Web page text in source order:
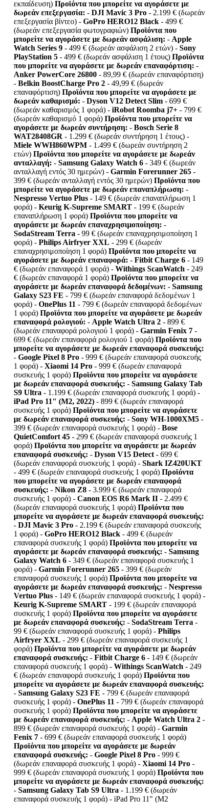
εκπαίδευση) Προϊόντα που μπορείτε να αγοράσετε με
δωρεάν επεξεργασία: - DJI Mavic 3 Pro - 2.199 € (δωρεάν
επεξεργασία βίντεο) - GoPro HERO12 Black - 499 €
(δωρεάν επεξεργασία φωτογραφιών) Προϊόντα που
μπορείτε να αγοράσετε με δωρεάν ασφάλιση: - Apple
Watch Series 9 - 499 € (δωρεάν ασφάλιση 2 ετών) - Sony
PlayStation 5 - 499 € (δωρεάν ασφάλιση 1 έτους) Προϊόντα
που μπορείτε να αγοράσετε με δωρεάν επαναφόρτιση: -
Anker PowerCore 26800 - 89,99 € (δωρεάν επαναφόρτιση)
- Belkin BoostCharge Pro 2 - 49,99 € (δωρεάν
επαναφόρτιση) Προϊόντα που μπορείτε να αγοράσετε με
δωρεάν καθαρισμό: - Dyson V12 Detect Slim - 699 €
(δωρεάν καθαρισμός 1 φορά) - iRobot Roomba j7+ - 799 €
(δωρεάν καθαρισμό 1 φορά) Προϊόντα που μπορείτε να
αγοράσετε με δωρεάν συντήρηση: - Bosch Serie 8
WAT28408GR - 1.299 € (δωρεάν συντήρηση 1 έτους) -
Miele WWH860WPM - 1.499 € (δωρεάν συντήρηση 2
ετών) Προϊόντα που μπορείτε να αγοράσετε με δωρεάν
ανταλλαγή: - Samsung Galaxy Watch 6 - 349 € (δωρεάν
ανταλλαγή εντός 30 ημερών) - Garmin Forerunner 265 -
399 € (δωρεάν ανταλλαγή εντός 30 ημερών) Προϊόντα που
μπορείτε να αγοράσετε με δωρεάν επαναπλήρωση: -
Nespresso Vertuo Plus - 149 € (δωρεάν επαναπλήρωση 1
φορά) - Keurig K-Supreme SMART - 199 € (δωρεάν
επαναπλήρωση 1 φορά) Προϊόντα που μπορείτε να
αγοράσετε με δωρεάν επαναχρησιμοποίηση: -
SodaStream Terra - 99 € (δωρεάν επαναχρησιμοποίηση 1
φορά) - Philips Airfryer XXL - 299 € (δωρεάν
επαναχρησιμοποίηση 1 φορά) Προϊόντα που μπορείτε να
αγοράσετε με δωρεάν επαναφορά: - Fitbit Charge 6 - 149
€ (δωρεάν επαναφορά 1 φορά) - Withings ScanWatch - 249
€ (δωρεάν επαναφορά 1 φορά) Προϊόντα που μπορείτε να
αγοράσετε με δωρεάν επαναφορά δεδομένων: - Samsung
Galaxy S23 FE - 799 € (δωρεάν επαναφορά δεδομένων 1
φορά) - OnePlus 11 - 799 € (δωρεάν επαναφορά δεδομένων
1 φορά) Προϊόντα που μπορείτε να αγοράσετε με δωρεάν
επαναφορά ρολογιού: - Apple Watch Ultra 2 - 899 €
(δωρεάν επαναφορά ρολογιού 1 φορά) - Garmin Fenix 7 -
699 € (δωρεάν επαναφορά ρολογιού 1 φορά) Προϊόντα που
μπορείτε να αγοράσετε με δωρεάν επαναφορά συσκευής:
- Google Pixel 8 Pro - 999 € (δωρεάν επαναφορά συσκευής
1 φορά) - Xiaomi 14 Pro - 999 € (δωρεάν επαναφορά
συσκευής 1 φορά) Προϊόντα που μπορείτε να αγοράσετε
με δωρεάν επαναφορά συσκευής: - Samsung Galaxy Tab
S9 Ultra - 1.199 € (δωρεάν επαναφορά συσκευής 1 φορά) -
iPad Pro 11" (M2, 2022) - 899 € (δωρεάν επαναφορά
συσκευής 1 φορά) Προϊόντα που μπορείτε να αγοράσετε
με δωρεάν επαναφορά συσκευής: - Sony WH-1000XM5 -
399 € (δωρεάν επαναφορά συσκευής 1 φορά) - Bose
QuietComfort 45 - 299 € (δωρεάν επαναφορά συσκευής 1
φορά) Προϊόντα που μπορείτε να αγοράσετε με δωρεάν
επαναφορά συσκευής: - Dyson V15 Detect - 699 €
(δωρεάν επαναφορά συσκευής 1 φορά) - Shark IZ420UKT
- 499 € (δωρεάν επαναφορά συσκευής 1 φορά) Προϊόντα
που μπορείτε να αγοράσετε με δωρεάν επαναφορά
συσκευής: - Nikon Z8 - 3.999 € (δωρεάν επαναφορά
συσκευής 1 φορά) - Canon EOS R6 Mark II - 2.499 €
(δωρεάν επαναφορά συσκευής 1 φορά) Προϊόντα που
μπορείτε να αγοράσετε με δωρεάν επαναφορά συσκευής:
- DJI Mavic 3 Pro - 2.199 € (δωρεάν επαναφορά συσκευής
1 φορά) - GoPro HERO12 Black - 499 € (δωρεάν
επαναφορά συσκευής 1 φορά) Προϊόντα που μπορείτε να
αγοράσετε με δωρεάν επαναφορά συσκευής: - Samsung
Galaxy Watch 6 - 349 € (δωρεάν επαναφορά συσκευής 1
φορά) - Garmin Forerunner 265 - 399 € (δωρεάν
επαναφορά συσκευής 1 φορά) Προϊόντα που μπορείτε να
αγοράσετε με δωρεάν επαναφορά συσκευής: - Nespresso
Vertuo Plus - 149 € (δωρεάν επαναφορά συσκευής 1 φορά) -
Keurig K-Supreme SMART - 199 € (δωρεάν επαναφορά
συσκευής 1 φορά) Προϊόντα που μπορείτε να αγοράσετε
με δωρεάν επαναφορά συσκευής: - SodaStream Terra -
99 € (δωρεάν επαναφορά συσκευής 1 φορά) - Philips
Airfryer XXL - 299 € (δωρεάν επαναφορά συσκευής 1
φορά) Προϊόντα που μπορείτε να αγοράσετε με δωρεάν
επαναφορά συσκευής: - Fitbit Charge 6 - 149 € (δωρεάν
επαναφορά συσκευής 1 φορά) - Withings ScanWatch - 249
€ (δωρεάν επαναφορά συσκευής 1 φορά) Προϊόντα που
μπορείτε να αγοράσετε με δωρεάν επαναφορά συσκευής:
- Samsung Galaxy S23 FE - 799 € (δωρεάν επαναφορά
συσκευής 1 φορά) - OnePlus 11 - 799 € (δωρεάν επαναφορά
συσκευής 1 φορά) Προϊόντα που μπορείτε να αγοράσετε
με δωρεάν επαναφορά συσκευής: - Apple Watch Ultra 2 -
899 € (δωρεάν επαναφορά συσκευής 1 φορά) - Garmin
Fenix 7 - 699 € (δωρεάν επαναφορά συσκευής 1 φορά)
Προϊόντα που μπορείτε να αγοράσετε με δωρεάν
επαναφορά συσκευής: - Google Pixel 8 Pro - 999 €
(δωρεάν επαναφορά συσκευής 1 φορά) - Xiaomi 14 Pro -
999 € (δωρεάν επαναφορά συσκευής 1 φορά) Προϊόντα που
μπορείτε να αγοράσετε με δωρεάν επαναφορά συσκευής:
- Samsung Galaxy Tab S9 Ultra - 1.199 € (δωρεάν
επαναφορά συσκευής 1 φορά) - iPad Pro 11" (M2